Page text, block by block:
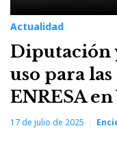
Actualidad
Diputación
uso para
ENRESA
17 de julio de 2025